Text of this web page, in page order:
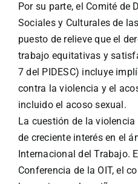
Por su parte, el Comité de
Sociales y Culturales de
puesto de relieve que el
trabajo equitativas y
7 del PIDESC) incluye
contra la violencia y el
incluido el acoso sexual.
La cuestión de la
de creciente interés en el
Internacional del Trabajo.
Conferencia de la OIT, el